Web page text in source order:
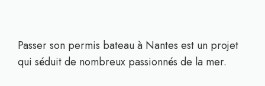
Passer son permis bateau à Nantes est un projet
qui séduit de nombreux passionnés de la mer.